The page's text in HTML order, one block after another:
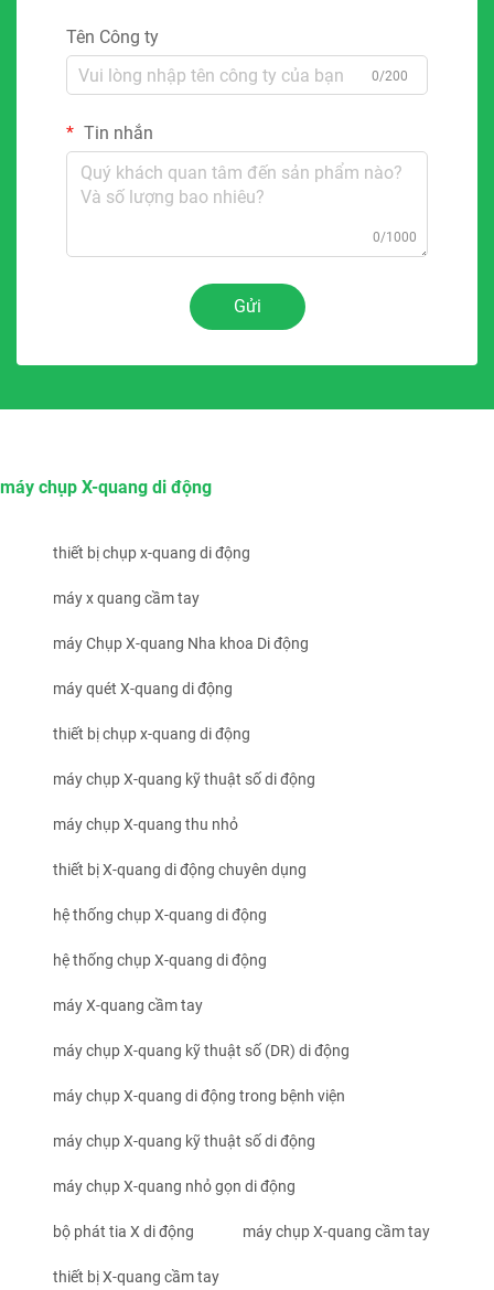
Tên Công ty
0/200
Tin nhắn
0/1000
Gửi
máy chụp X-quang di động
thiết bị chụp x-quang di động
máy x quang cầm tay
máy Chụp X-quang Nha khoa Di động
máy quét X-quang di động
thiết bị chụp x-quang di động
máy chụp X-quang kỹ thuật số di động
máy chụp X-quang thu nhỏ
thiết bị X-quang di động chuyên dụng
hệ thống chụp X-quang di động
hệ thống chụp X-quang di động
máy X-quang cầm tay
máy chụp X-quang kỹ thuật số (DR) di động
máy chụp X-quang di động trong bệnh viện
máy chụp X-quang kỹ thuật số di động
máy chụp X-quang nhỏ gọn di động
bộ phát tia X di động máy chụp X-quang cầm tay
thiết bị X-quang cầm tay